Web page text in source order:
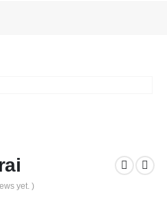
yet. )